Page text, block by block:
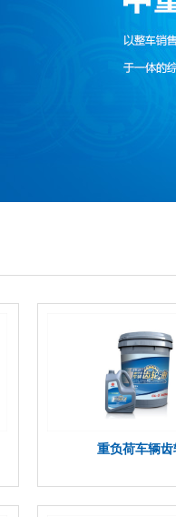
重负荷车辆齿
详细介绍>>